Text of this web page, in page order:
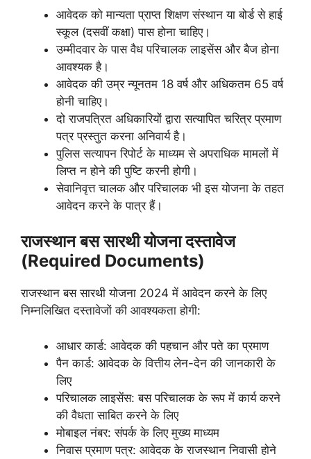
आवेदक को मान्यता प्राप्त शिक्षण संस्थान या बोर्ड से हाई
स्कूल (दसवीं कक्षा) पास होना चाहिए।
उम्मीदवार के पास वैध परिचालक लाइसेंस और बैज होना
आवश्यक है।
आवेदक की उम्र न्यूनतम 18 वर्ष और अधिकतम 65 वर्ष
होनी चाहिए।
दो राजपत्रित अधिकारियों द्वारा सत्यापित चरित्र प्रमाण
पत्र प्रस्तुत करना अनिवार्य है।
पुलिस सत्यापन रिपोर्ट के माध्यम से अपराधिक मामलों में
लिप्त न होने की पुष्टि करनी होगी।
सेवानिवृत्त चालक और परिचालक भी इस योजना के तहत
आवेदन करने के पात्र हैं।
राजस्थान बस सारथी योजना दस्तावेज
(Required Documents)
राजस्थान बस सारथी योजना 2024 में आवेदन करने के लिए
निम्नलिखित दस्तावेजों की आवश्यकता होगी:
आधार कार्ड: आवेदक की पहचान और पते का प्रमाण
पैन कार्ड: आवेदक के वित्तीय लेन-देन की जानकारी के
लिए
परिचालक लाइसेंस: बस परिचालक के रूप में कार्य करने
की वैधता साबित करने के लिए
मोबाइल नंबर: संपर्क के लिए मुख्य माध्यम
निवास प्रमाण पत्र: आवेदक के राजस्थान निवासी होने